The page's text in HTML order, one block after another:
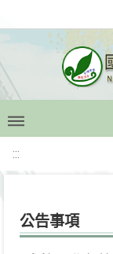
:::
公告事項